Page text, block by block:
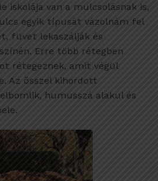
iskolája van a mulcsolásnak is,
egyik típusát vázolnám fel
füvet lekaszálják és
Erre több rétegben
rétegeznek, amit végül
Az ősszel kihordott
humusszá alakul és